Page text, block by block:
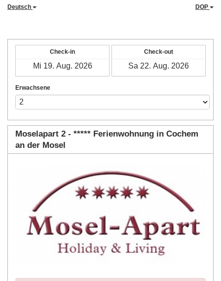
Deutsch DOP
Check-in Check-out
Erwachsene
Moselapart 2 - ***** Ferienwohnung in Cochem
an der Mosel